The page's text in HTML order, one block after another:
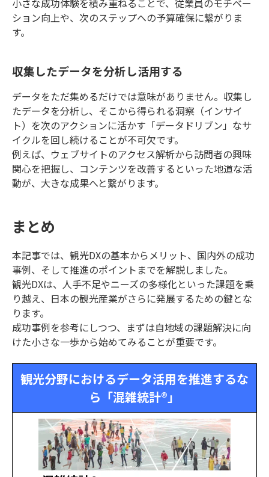
小さな成功体験を積み重ねることで、従業員のモチベー
ション向上や、次のステップへの予算確保に繋がりま
す。
収集したデータを分析し活用する
データをただ集めるだけでは意味がありません。収集し
たデータを分析し、そこから得られる洞察（インサイ
ト）を次のアクションに活かす「データドリブン」なサ
イクルを回し続けることが不可欠です。
例えば、ウェブサイトのアクセス解析から訪問者の興味
関心を把握し、コンテンツを改善するといった地道な活
動が、大きな成果へと繋がります。
まとめ
本記事では、観光DXの基本からメリット、国内外の成功
事例、そして推進のポイントまでを解説しました。
観光DXは、人手不足やニーズの多様化といった課題を乗
り越え、日本の観光産業がさらに発展するための鍵とな
ります。
成功事例を参考にしつつ、まずは自地域の課題解決に向
けた小さな一歩から始めてみることが重要です。
観光分野におけるデータ活用を推進するな
ら 「混雑統計®」